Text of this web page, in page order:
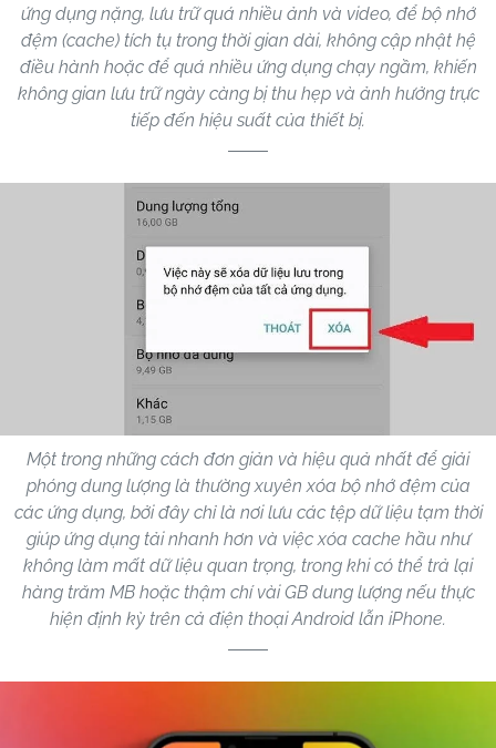
ứng dụng nặng, lưu trữ quá nhiều ảnh và video, để bộ nhớ
đệm (cache) tích tụ trong thời gian dài, không cập nhật hệ
điều hành hoặc để quá nhiều ứng dụng chạy ngầm, khiến
không gian lưu trữ ngày càng bị thu hẹp và ảnh hưởng trực
tiếp đến hiệu suất của thiết bị.
Một trong những cách đơn giản và hiệu quả nhất để giải
phóng dung lượng là thường xuyên xóa bộ nhớ đệm của
các ứng dụng, bởi đây chỉ là nơi lưu các tệp dữ liệu tạm thời
giúp ứng dụng tải nhanh hơn và việc xóa cache hầu như
không làm mất dữ liệu quan trọng, trong khi có thể trả lại
hàng trăm MB hoặc thậm chí vài GB dung lượng nếu thực
hiện định kỳ trên cả điện thoại Android lẫn iPhone.